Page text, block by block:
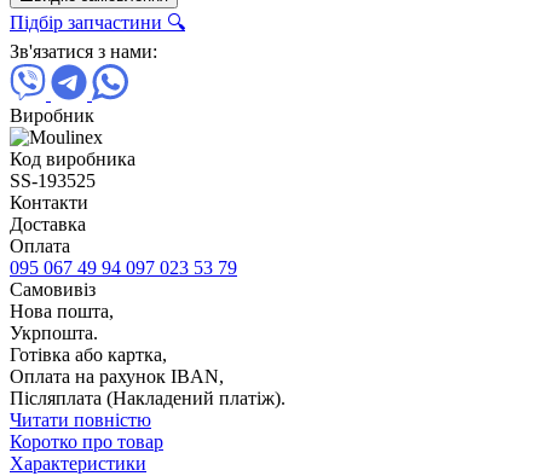
Підбір запчастини 🔍
Зв'язатися з нами:
Виробник
Код виробника
SS-193525
Контакти
Доставка
Оплата
095 067 49 94 097 023 53 79
Самовивіз
Нова пошта,
Укрпошта.
Готівка або картка,
Оплата на рахунок IBAN,
Післяплата (Накладений платіж).
Читати повністю
Коротко про товар
Характеристики